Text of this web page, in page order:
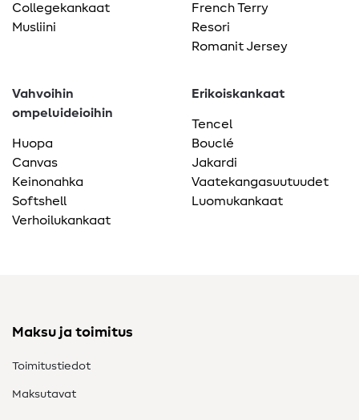
Collegekankaat
Musliini
French Terry
Resori
Romanit Jersey
Vahvoihin
ompeluideioihin
Huopa
Canvas
Keinonahka
Softshell
Verhoilukankaat
Erikoiskankaat
Tencel
Bouclé
Jakardi
Vaatekangasuutuudet
Luomukankaat
Maksu ja toimitus
Toimitustiedot
Maksutavat